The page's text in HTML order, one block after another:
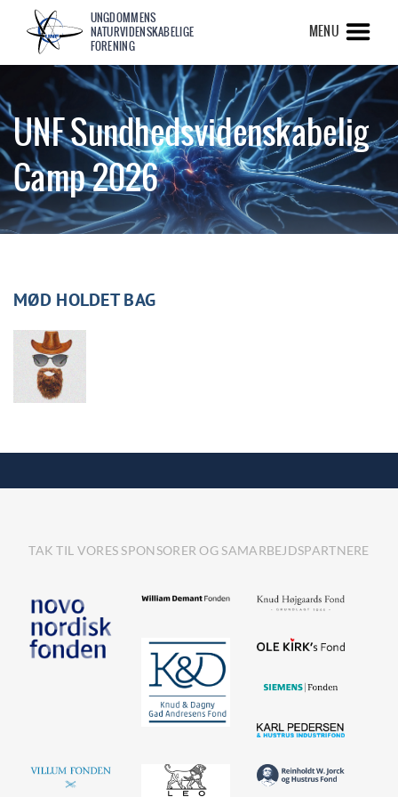
UNGDOMMENS
NATURVIDENSKABELIGE
FORENING
MENU
UNF Sundhedsvidenskabelig
Camp 2026
MØD HOLDET BAG
TAK TIL VORES SPONSORER OG SAMARBEJDSPARTNERE